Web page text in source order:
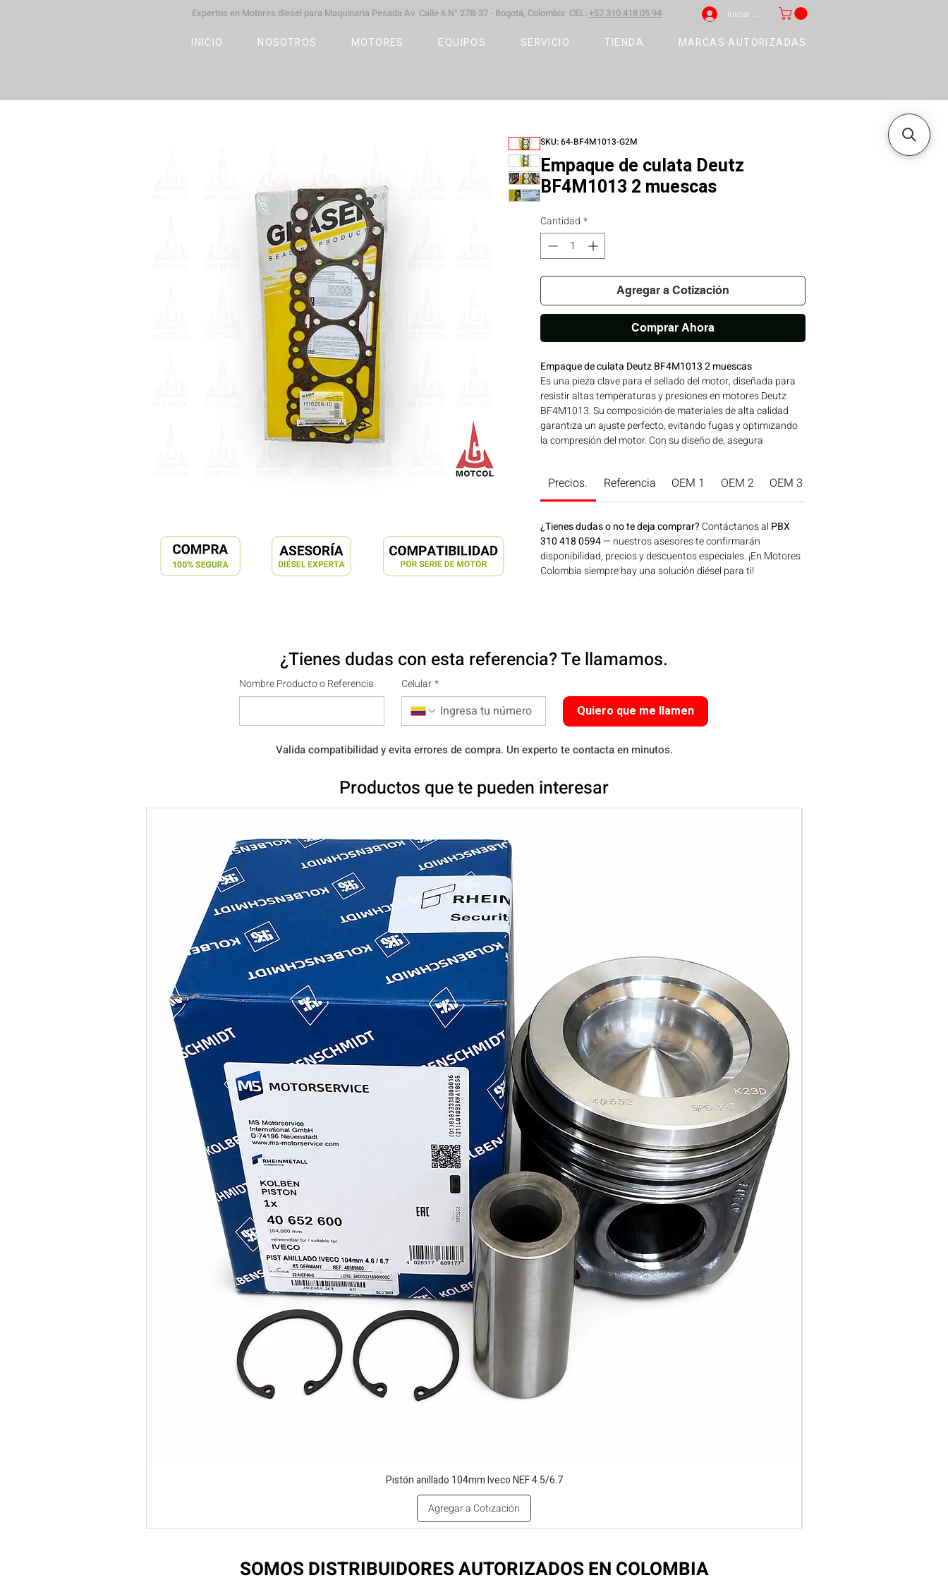
Expertos en Motores díesel para Maquinaria Pesada Av. Calle 6 N° 27B-37 - Bogotá, Colombia CEL: +57 310 418 05 94 Iniciar sesión
INICIO NOSOTROS MOTORES EQUIPOS SERVICIO TIENDA MARCAS AUTORIZADAS
SKU: 64-BF4M1013-G2M
Empaque de culata Deutz
BF4M1013 2 muescas
Cantidad *
Agregar a Cotización
Comprar Ahora
Empaque de culata Deutz BF4M1013 2 muescas
Es una pieza clave para el sellado del motor, diseñada para
resistir altas temperaturas y presiones en motores Deutz
BF4M1013. Su composición de materiales de alta calidad
garantiza un ajuste perfecto, evitando fugas y optimizando
la compresión del motor. Con su diseño de, asegura
en maquinaria agrícola, construcción, minería y generación
de energía disponible en Bogotá, Colombia. Consíguelo
Precios. Referencia OEM 1 OEM 2 OEM 3
¿Tienes dudas o no te deja comprar? Contáctanos al PBX
310 418 0594— nuestros asesores te confirmarán
disponibilidad, precios y descuentos especiales. ¡En Motores
Colombia siempre hay una solución diésel para ti!
¿Tienes dudas con esta referencia? Te llamamos.
Nombre Producto o Referencia Celular *
Quiero que me llamen
Valida compatibilidad y evita errores de compra. Un experto te contacta en minutos.
Productos que te pueden interesar
Pistón anillado 104mm Iveco NEF 4.5/6.7
Agregar a Cotización
SOMOS DISTRIBUIDORES AUTORIZADOS EN COLOMBIA